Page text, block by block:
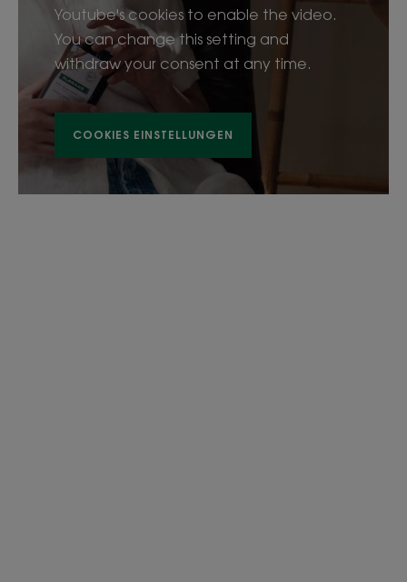
Youtube's cookies to enable the video.
You can change this setting and
withdraw your consent at any time.
COOKIES EINSTELLUNGEN